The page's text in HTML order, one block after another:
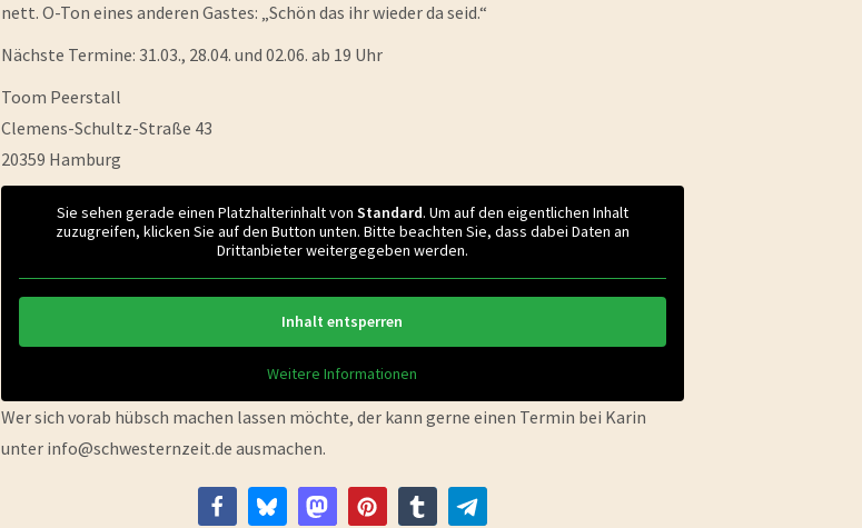
nett. O-Ton eines anderen Gastes: „Schön das ihr wieder da seid.“
Nächste Termine: 31.03., 28.04. und 02.06. ab 19 Uhr
Toom Peerstall
Clemens-Schultz-Straße 43
20359 Hamburg
Sie sehen gerade einen Platzhalterinhalt von Standard. Um auf den eigentlichen Inhalt
zuzugreifen, klicken Sie auf den Button unten. Bitte beachten Sie, dass dabei Daten an
Drittanbieter weitergegeben werden.
Inhalt entsperren
Weitere Informationen
Wer sich vorab hübsch machen lassen möchte, der kann gerne einen Termin bei Karin
unter info@schwesternzeit.de ausmachen.